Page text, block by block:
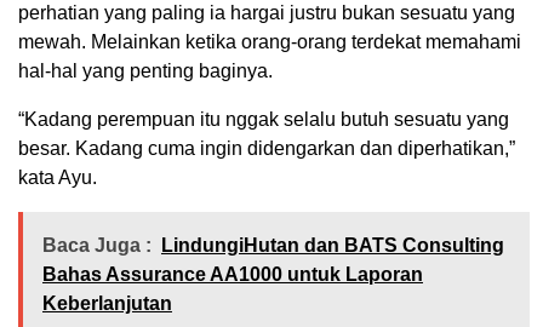
perhatian yang paling ia hargai justru bukan sesuatu yang
mewah. Melainkan ketika orang-orang terdekat memahami
hal-hal yang penting baginya.
“Kadang perempuan itu nggak selalu butuh sesuatu yang
besar. Kadang cuma ingin didengarkan dan diperhatikan,”
kata Ayu.
Baca Juga :
LindungiHutan dan BATS Consulting
Bahas Assurance AA1000 untuk Laporan
Keberlanjutan